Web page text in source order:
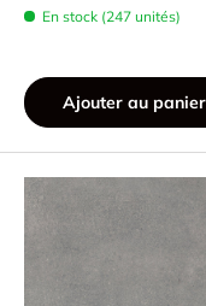
En stock (247 unités)
Ajouter au panier